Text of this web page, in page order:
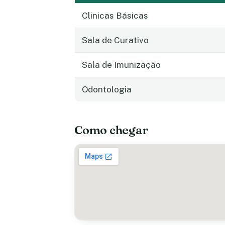
Clinicas Básicas
Sala de Curativo
Sala de Imunização
Odontologia
Como chegar